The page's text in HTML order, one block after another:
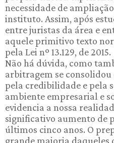
necessidade de
instituto. Assim, após
entre juristas da área e
aquele primitivo texto
pela Lei nº 13.129, de 2015.
Não há dúvida, como
arbitragem se consolidou
pela credibilidade e pela
ambiente empresarial e
evidencia a nossa
significativo aumento de
últimos cinco anos. O
grande maioria daqueles